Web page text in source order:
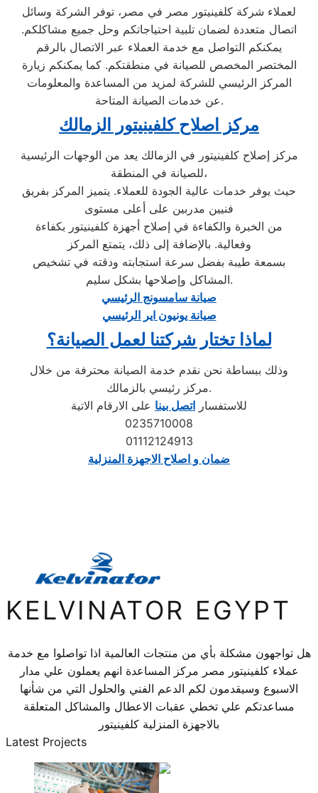
لعملاء شركة كلفينيتور مصر في مصر، توفر الشركة وسائل
اتصال متعددة لضمان تلبية احتياجاتكم وحل جميع مشاكلكم.
يمكنكم التواصل مع خدمة العملاء عبر الاتصال بالرقم
المختصر المخصص للصيانة في منطقتكم. كما يمكنكم زيارة
المركز الرئيسي للشركة لمزيد من المساعدة والمعلومات
عن خدمات الصيانة المتاحة.
مركز اصلاح كلفينيتور الزمالك
مركز إصلاح كلفينيتور في الزمالك يعد من الوجهات الرئيسية
للصيانة في المنطقة،
حيث يوفر خدمات عالية الجودة للعملاء. يتميز المركز بفريق
فنيين مدربين على أعلى مستوى
من الخبرة والكفاءة في إصلاح أجهزة كلفينيتور بكفاءة
وفعالية. بالإضافة إلى ذلك، يتمتع المركز
بسمعة طيبة بفضل سرعة استجابته ودقته في تشخيص
المشاكل وإصلاحها بشكل سليم.
صيانة سامسونج الرئيسي
صيانة يونيون اير الرئيسي
لماذا تختار شركتنا لعمل الصيانة؟
وذلك ببساطة نحن نقدم خدمة الصيانة محترفة من خلال
مركز رئيسي بالزمالك.
للاستفسار اتصل بينا على الارقام الاتية
0235710008
01112124913
ضمان و اصلاح الاجهزة المنزلية
KELVINATOR EGYPT
هل تواجهون مشكلة بأي من منتجات العالمية اذا تواصلوا مع خدمة
عملاء كلفينيتور مصر مركز المساعدة انهم يعملون علي مدار
الاسبوع وسيقدمون لكم الدعم الفني والحلول التي من شأنها
مساعدتكم علي تخطي عقبات الاعطال والمشاكل المتعلقة
بالاجهزة المنزلية كلفينيتور
Latest Projects